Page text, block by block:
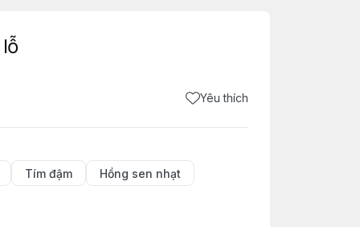
Yêu thích
Tím đậm
Hồng sen nhạt